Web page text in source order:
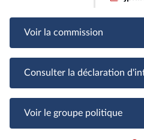
Voir la commission
Consulter la déclaration
Voir le groupe politique